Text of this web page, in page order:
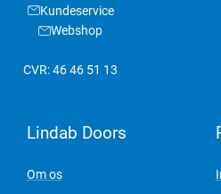
Kundeservice
Webshop
CVR: 46 46 51 13
Lindab Doors
Om os